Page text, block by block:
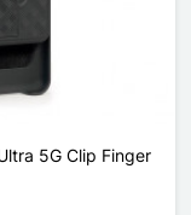
5G Clip Finger